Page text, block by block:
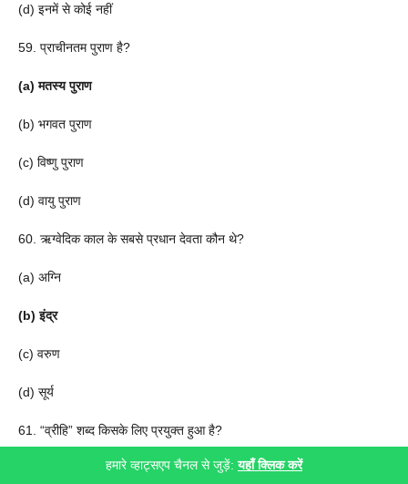
(d) इनमें से कोई नहीं
59. प्राचीनतम पुराण है?
(a) मतस्य पुराण
(b) भगवत पुराण
(c) विष्णु पुराण
(d) वायु पुराण
60. ऋग्वेदिक काल के सबसे प्रधान देवता कौन थे?
(a) अग्नि
(b) इंद्र
(c) वरुण
(d) सूर्य
61. “व्रीहि” शब्द किसके लिए प्रयुक्त हुआ है?
हमारे व्हाट्सएप चैनल से जुड़ें:यहाँ क्लिक करें